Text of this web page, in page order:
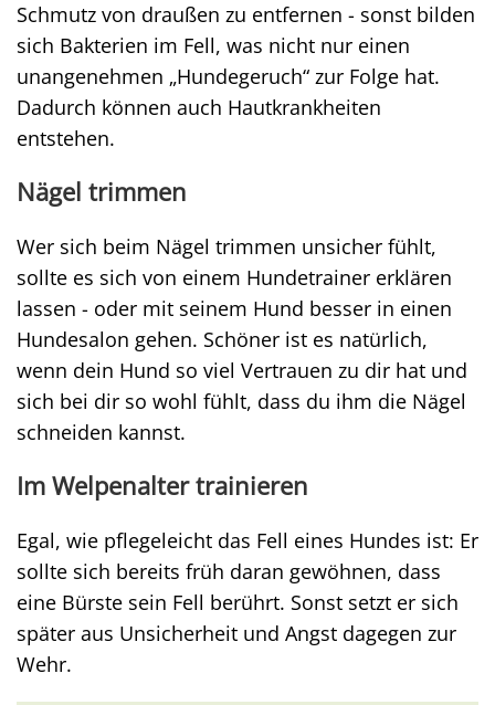
Schmutz von draußen zu entfernen - sonst bilden
sich Bakterien im Fell, was nicht nur einen
unangenehmen „Hundegeruch“ zur Folge hat.
Dadurch können auch Hautkrankheiten
entstehen.
Nägel trimmen
Wer sich beim Nägel trimmen unsicher fühlt,
sollte es sich von einem Hundetrainer erklären
lassen - oder mit seinem Hund besser in einen
Hundesalon gehen. Schöner ist es natürlich,
wenn dein Hund so viel Vertrauen zu dir hat und
sich bei dir so wohl fühlt, dass du ihm die Nägel
schneiden kannst.
Im Welpenalter trainieren
Egal, wie pflegeleicht das Fell eines Hundes ist: Er
sollte sich bereits früh daran gewöhnen, dass
eine Bürste sein Fell berührt. Sonst setzt er sich
später aus Unsicherheit und Angst dagegen zur
Wehr.